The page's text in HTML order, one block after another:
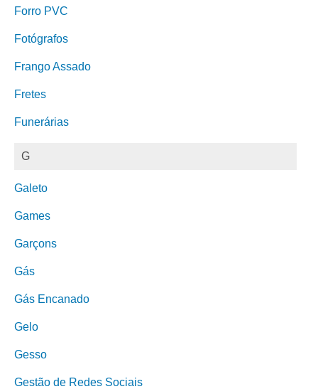
Forro PVC
Fotógrafos
Frango Assado
Fretes
Funerárias
G
Galeto
Games
Garçons
Gás
Gás Encanado
Gelo
Gesso
Gestão de Redes Sociais